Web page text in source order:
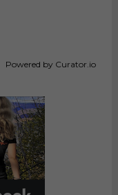
Powered by Curator.io